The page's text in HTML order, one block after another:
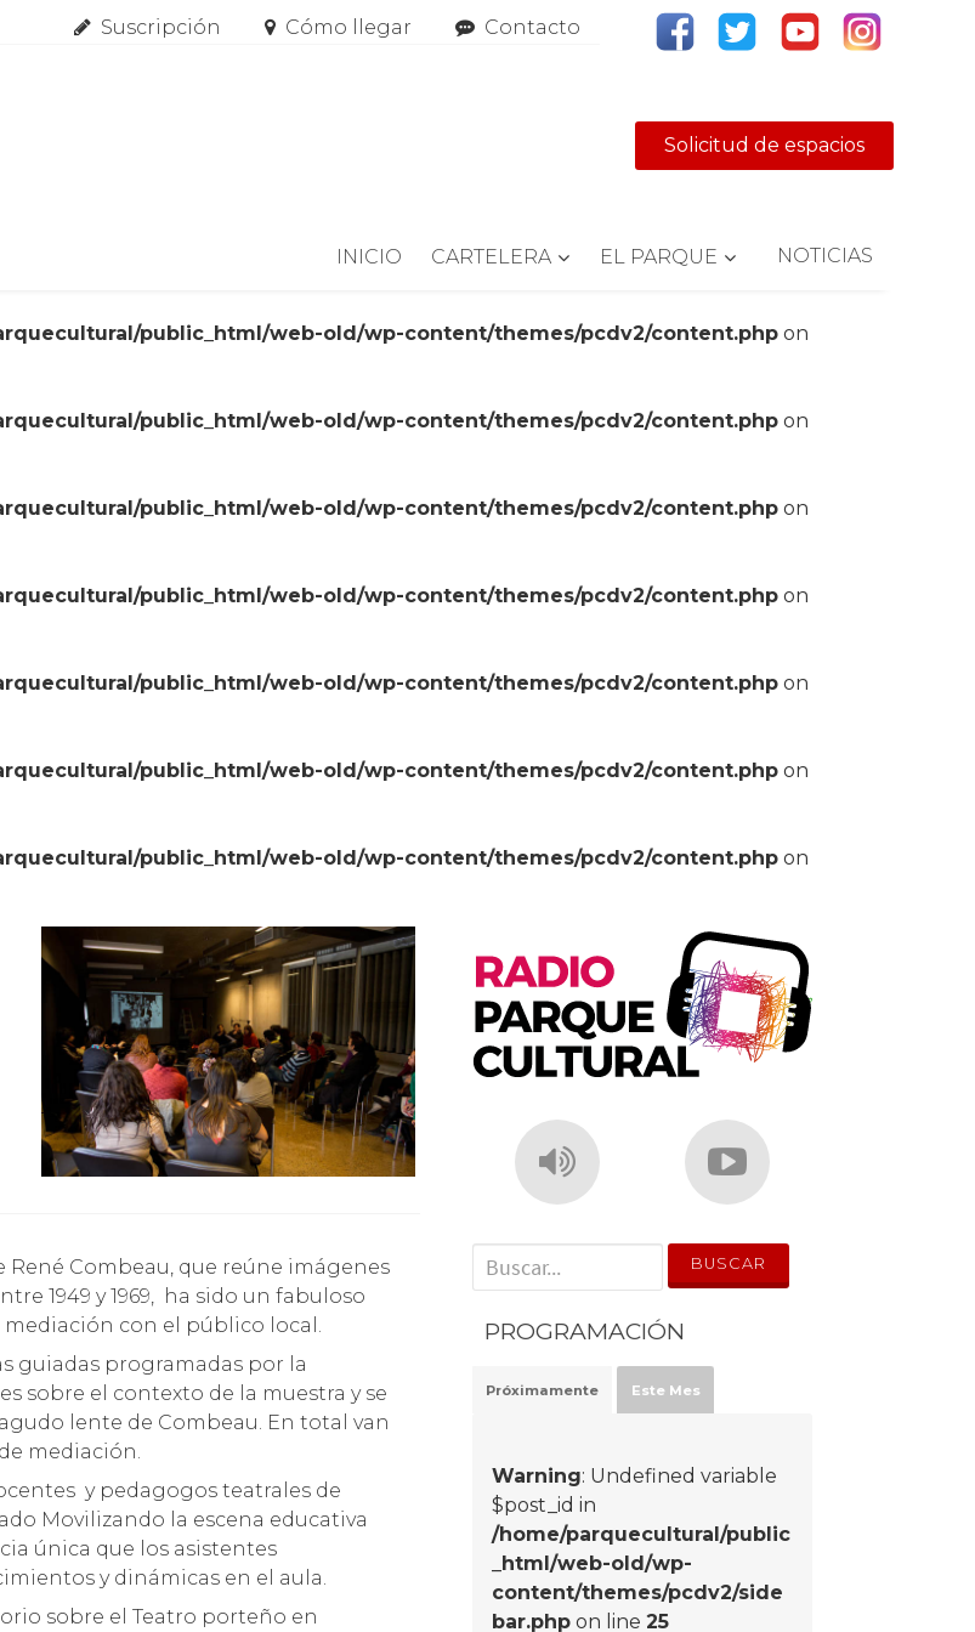
Suscripción Cómo llegar Contacto
Solicitud de espacios
INICIO CARTELERA EL PARQUE NOTICIAS
public_html/web-old/wp-content/themes/pcdv2/content.php on
public_html/web-old/wp-content/themes/pcdv2/content.php on
public_html/web-old/wp-content/themes/pcdv2/content.php on
public_html/web-old/wp-content/themes/pcdv2/content.php on
public_html/web-old/wp-content/themes/pcdv2/content.php on
public_html/web-old/wp-content/themes/pcdv2/content.php on
public_html/web-old/wp-content/themes/pcdv2/content.php on
1949 y 1969, ha sido un fabuloso
mediación con el público local.
guiadas programadas por la
sobre el contexto de la muestra y se
lente de Combeau. En total van
mediación.
y pedagogos teatrales de
Movilizando la escena educativa
única que los asistentes
y dinámicas en el aula.
sobre el Teatro porteño en
' . __('Search for:') . '
PROGRAMACIÓN
Próximamente Este Mes
Warning: Undefined variable
$post_id in
/home/parquecultural/public
_html/web-old/wp-
content/themes/pcdv2/side
bar.php on line25